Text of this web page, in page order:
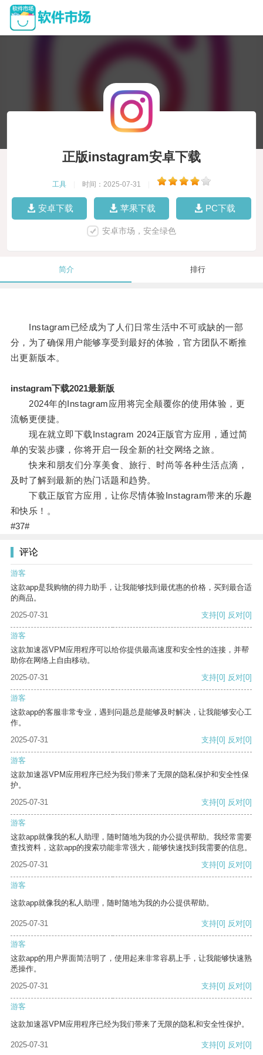
正版instagram安卓下载
工具 时间：2025-07-31
安卓下载 苹果下载 PC下载
安卓市场，安全绿色
简介 排行
Instagram已经成为了人们日常生活中不可或缺的一部
分，为了确保用户能够享受到最好的体验，官方团队不断推
出更新版本。
instagram下载2021最新版
2024年的Instagram应用将完全颠覆你的使用体验，更
流畅更便捷。
现在就立即下载Instagram 2024正版官方应用，通过简
单的安装步骤，你将开启一段全新的社交网络之旅。
快来和朋友们分享美食、旅行、时尚等各种生活点滴，
及时了解到最新的热门话题和趋势。
下载正版官方应用，让你尽情体验Instagram带来的乐趣
和快乐！。
#37#
评论
游客
这款app是我购物的得力助手，让我能够找到最优惠的价格，买到最合适
的商品。
2025-07-31
支持[0] 反对[0]
游客
这款加速器VPM应用程序可以给你提供最高速度和安全性的连接，并帮
助你在网络上自由移动。
2025-07-31
支持[0] 反对[0]
游客
这款app的客服非常专业，遇到问题总是能够及时解决，让我能够安心工
作。
2025-07-31
支持[0] 反对[0]
游客
这款加速器VPM应用程序已经为我们带来了无限的隐私保护和安全性保
护。
2025-07-31
支持[0] 反对[0]
游客
这款app就像我的私人助理，随时随地为我的办公提供帮助。我经常需要
查找资料，这款app的搜索功能非常强大，能够快速找到我需要的信息。
2025-07-31
支持[0] 反对[0]
游客
这款app就像我的私人助理，随时随地为我的办公提供帮助。
2025-07-31 支持[0] 反对[0]
游客
这款app的用户界面简洁明了，使用起来非常容易上手，让我能够快速熟
悉操作。
2025-07-31
支持[0] 反对[0]
游客
这款加速器VPM应用程序已经为我们带来了无限的隐私和安全性保护。
2025-07-31 支持[0] 反对[0]